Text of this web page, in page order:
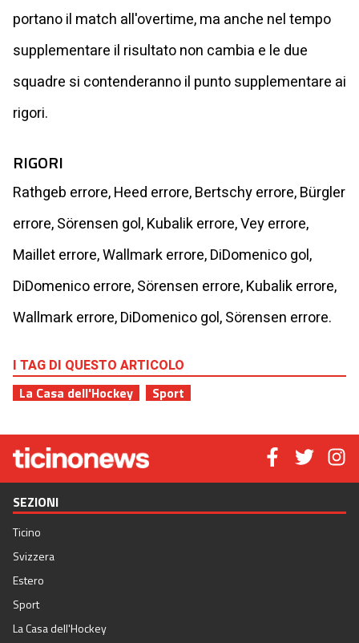
portano il match all'overtime, ma anche nel tempo
supplementare il risultato non cambia e le due
squadre si contenderanno il punto supplementare ai
rigori.
RIGORI
Rathgeb errore, Heed errore, Bertschy errore, Bürgler
errore, Sörensen gol, Kubalik errore, Vey errore,
Maillet errore, Wallmark errore, DiDomenico gol,
DiDomenico errore, Sörensen errore, Kubalik errore,
Wallmark errore, DiDomenico gol, Sörensen errore.
I TAG DI QUESTO ARTICOLO
La Casa dell'Hockey
Sport
SEZIONI
Ticino
Svizzera
Estero
Sport
La Casa dell'Hockey